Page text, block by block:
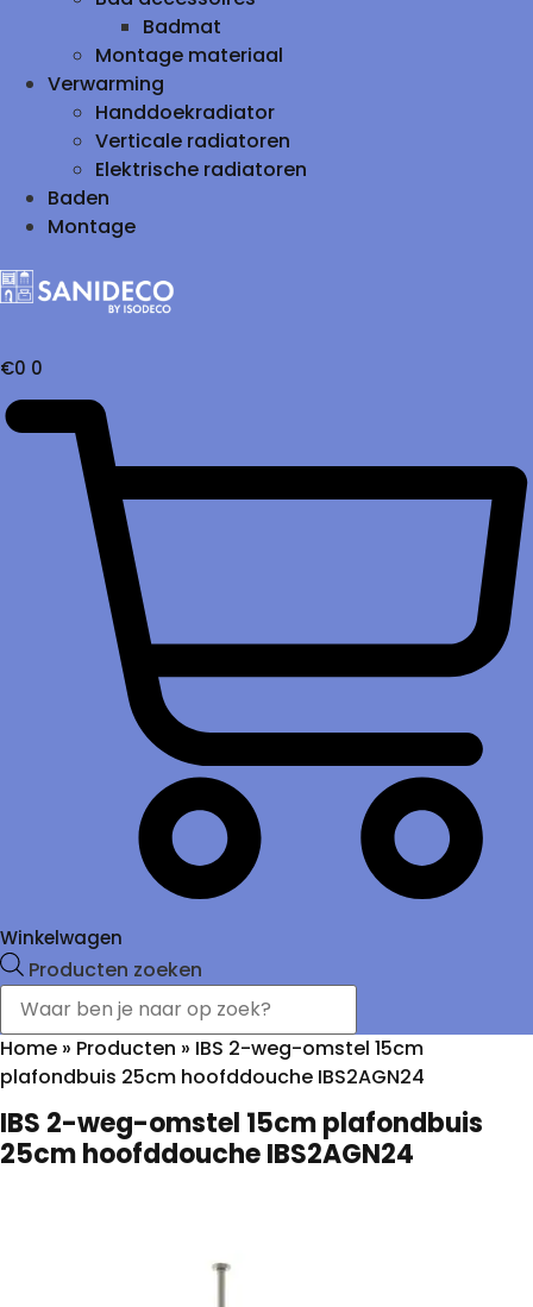
Badmat
Montage materiaal
Verwarming
Handdoekradiator
Verticale radiatoren
Elektrische radiatoren
Baden
Montage
€0 0
Winkelwagen
Producten zoeken
Home » Producten » IBS 2-weg-omstel 15cm
plafondbuis 25cm hoofddouche IBS2AGN24
IBS 2-weg-omstel 15cm plafondbuis
25cm hoofddouche IBS2AGN24